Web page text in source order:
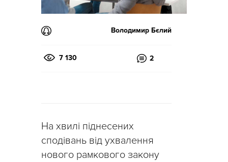
Володимир Бєлий
7 130 2
На хвилі піднесених
сподівань від ухвалення
нового рамкового закону